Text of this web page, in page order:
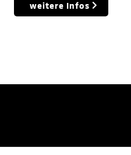
weitere Infos